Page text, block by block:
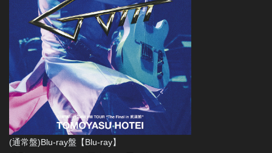
(通常盤)Blu-ray盤【Blu-ray】